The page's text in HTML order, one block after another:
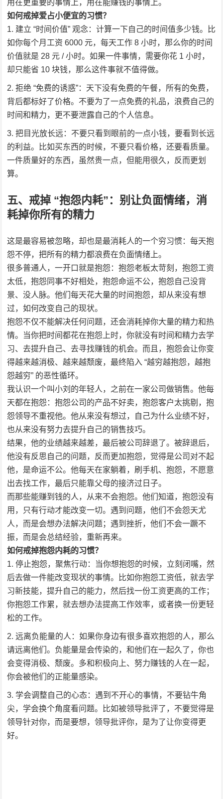
用在更重要的事情上，用在能赚钱的事情上。
如何戒掉爱占小便宜的习惯？
建立 “时间价值” 观念：计算一下自己的时间值多少钱。比
如你每个月工资 6000 元，每天工作 8 小时，那么你的时间
价值就是 28 元 / 小时。如果一件事情，需要你花 1 小时，
却只能省 10 块钱，那么这件事就不值得做。
拒绝 “免费的诱惑”：天下没有免费的午餐，所有的免费，
背后都标好了价格。不要为了一点免费的礼品，浪费自己的
时间和精力，更不要泄露自己的个人信息。
把目光放长远：不要只看到眼前的一点小钱，要看到长远
的利益。比如买东西的时候，不要只看价格，还要看质量。
一件质量好的东西，虽然贵一点，但能用很久，反而更划
算。
五、戒掉 “抱怨内耗”：别让负面情绪，消
耗掉你所有的精力
这是最容易被忽略，却也是最消耗人的一个穷习惯：每天抱
怨不停，把所有的精力都浪费在负面情绪上。
很多普通人，一开口就是抱怨：抱怨老板太苛刻，抱怨工资
太低，抱怨同事不好相处，抱怨命运不公，抱怨自己没背
景、没人脉。他们每天花大量的时间抱怨，却从来没有想
过，如何改变自己的现状。
抱怨不仅不能解决任何问题，还会消耗掉你大量的精力和热
情。当你把时间都花在抱怨上时，你就没有时间和精力去学
习、去提升自己、去寻找赚钱的机会。而且，抱怨会让你变
得越来越消极、越来越颓废，最终陷入 “越穷越抱怨，越抱
怨越穷” 的恶性循环。
我认识一个叫小刘的年轻人，之前在一家公司做销售。他每
天都在抱怨：抱怨公司的产品不好卖，抱怨客户太挑剔，抱
怨领导不重视他。他从来没有想过，自己为什么业绩不好，
也从来没有努力去提升自己的销售技巧。
结果，他的业绩越来越差，最后被公司辞退了。被辞退后，
他没有反思自己的问题，反而更加抱怨，觉得是公司对不起
他，是命运不公。他每天在家躺着，刷手机、抱怨，不愿意
出去找工作，最后只能靠父母的接济过日子。
而那些能赚到钱的人，从来不会抱怨。他们知道，抱怨没有
用，只有行动才能改变一切。遇到问题，他们不会怨天尤
人，而是会想办法解决问题；遇到挫折，他们不会一蹶不
振，而是会总结经验，重新再来。
如何戒掉抱怨内耗的习惯？
停止抱怨，聚焦行动：当你想抱怨的时候，立刻闭嘴，然
后去做一件能改变现状的事情。比如你抱怨工资低，就去学
习新技能，提升自己的能力，然后找一份工资更高的工作；
你抱怨工作累，就去想办法提高工作效率，或者换一份更轻
松的工作。
远离负能量的人：如果你身边有很多喜欢抱怨的人，那么
请远离他们。负能量是会传染的，和他们在一起久了，你也
会变得消极、颓废。多和积极向上、努力赚钱的人在一起，
你会被他们的正能量感染。
学会调整自己的心态：遇到不开心的事情，不要钻牛角
尖，学会换个角度看问题。比如被领导批评了，不要觉得是
领导针对你，而是要想，领导批评你，是为了让你变得更
好。